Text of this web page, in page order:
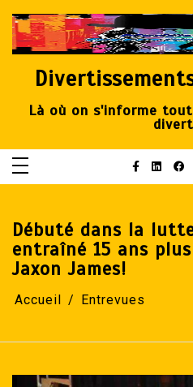
contenu
Là où on s'informe
Débuté dans la
entraîné 15 ans
Jaxon James!
Accueil Entrevues